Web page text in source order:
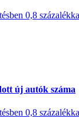
0,8
új autók száma
0,8